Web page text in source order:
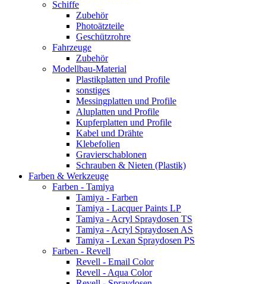
Schiffe
Zubehör
Photoätzteile
Geschützrohre
Fahrzeuge
Zubehör
Modellbau-Material
Plastikplatten und Profile
sonstiges
Messingplatten und Profile
Aluplatten und Profile
Kupferplatten und Profile
Kabel und Drähte
Klebefolien
Gravierschablonen
Schrauben & Nieten (Plastik)
Farben & Werkzeuge
Farben - Tamiya
Tamiya - Farben
Tamiya - Lacquer Paints LP
Tamiya - Acryl Spraydosen TS
Tamiya - Acryl Spraydosen AS
Tamiya - Lexan Spraydosen PS
Farben - Revell
Revell - Email Color
Revell - Aqua Color